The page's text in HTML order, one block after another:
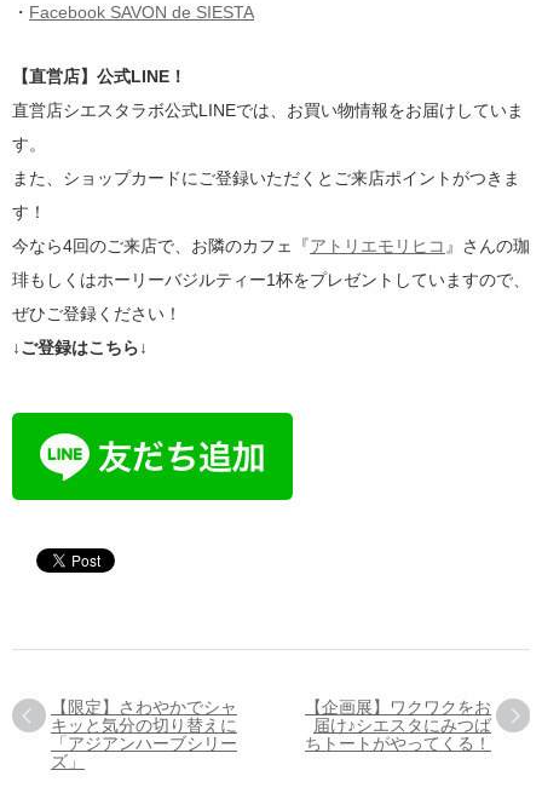
・ Facebook SAVON de SIESTA
【直営店】公式LINE！
直営店シエスタラボ公式LINEでは、お買い物情報をお届けしていま
す。
また、ショップカードにご登録いただくとご来店ポイントがつきま
す！
今なら4回のご来店で、お隣のカフェ『アトリエモリヒコ 』さんの珈
琲もしくはホーリーバジルティー1杯をプレゼントしていますので、
ぜひご登録ください！
↓ご登録はこちら↓
【限定】さわやかでシャ
キッと気分の切り替えに
「アジアンハーブシリー
ズ」
【企画展】ワクワクをお
届け♪シエスタにみつば
ちトートがやってくる！